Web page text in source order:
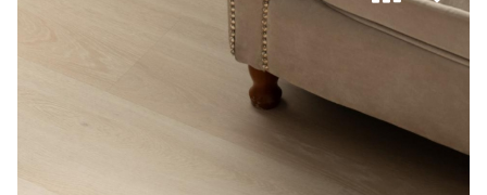
ПАРКЕТНАЯ ДОСКА
ТЕРРАСНАЯ ДОСКА